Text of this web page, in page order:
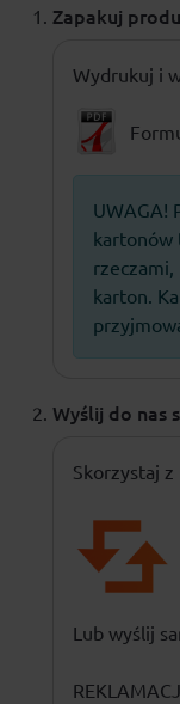
Zapakuj
Wydrukuj i
UWAGA!
kartonów
karton.
Wyślij do nas
Skorzystaj z
Lub wyślij